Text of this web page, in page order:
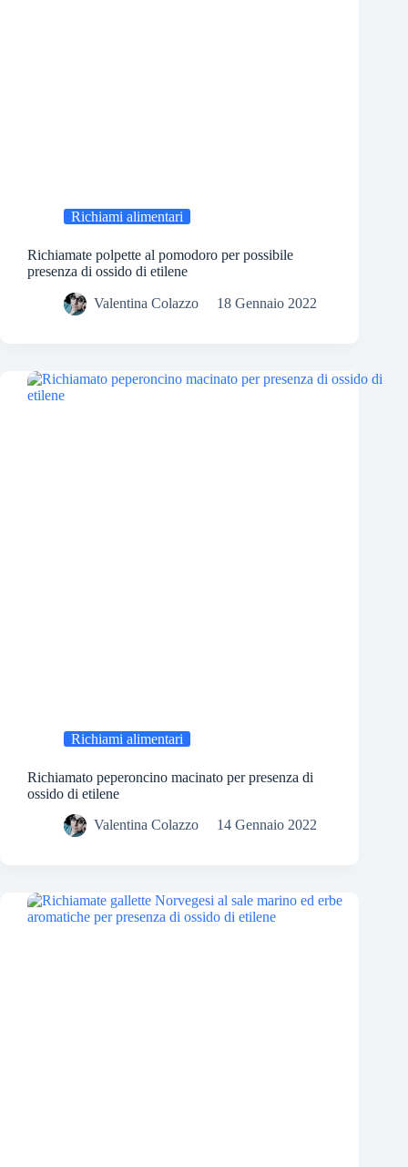
Richiami alimentari
Richiamate polpette al pomodoro per possibile
presenza di ossido di etilene
Valentina Colazzo 18 Gennaio 2022
Richiami alimentari
Richiamato peperoncino macinato per presenza di
ossido di etilene
Valentina Colazzo 14 Gennaio 2022